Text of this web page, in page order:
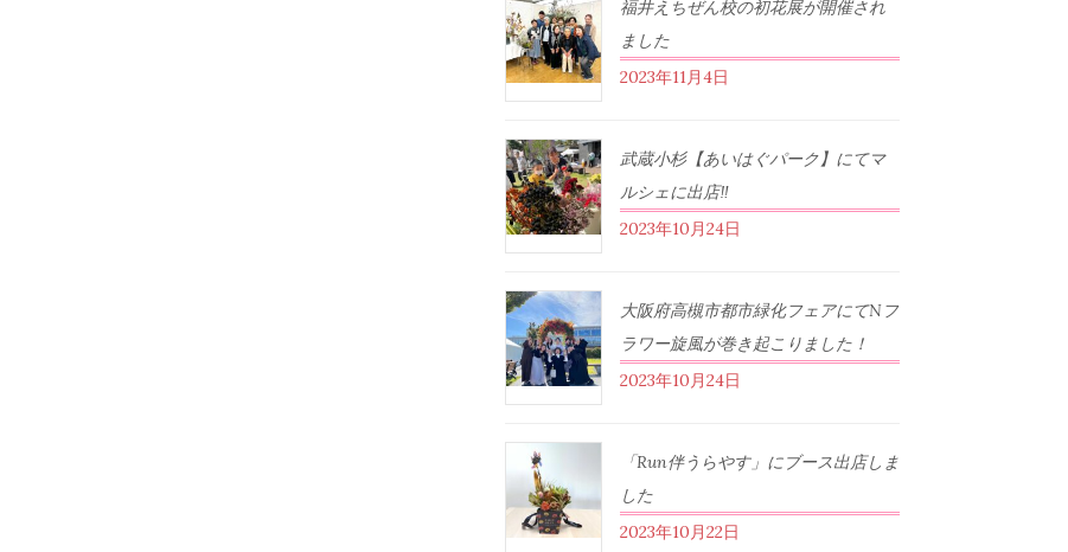
福井えちぜん校の初花展が開催され
ました
2023年11月4日
武蔵小杉【あいはぐパーク】にてマ
ルシェに出店‼︎
2023年10月24日
大阪府高槻市都市緑化フェアにてNフ
ラワー旋風が巻き起こりました！
2023年10月24日
「Run伴うらやす」にブース出店しま
した
2023年10月22日